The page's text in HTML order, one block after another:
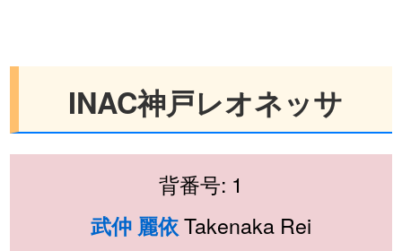
INAC神戸レオネッサ
背番号: 1
武仲 麗依Takenaka Rei